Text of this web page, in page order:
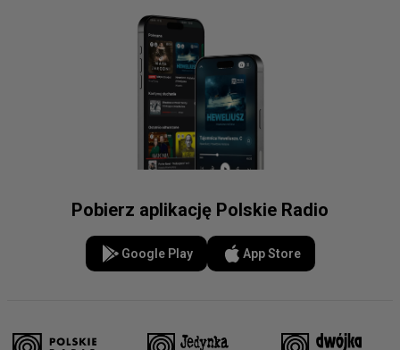
Pobierz aplikację Polskie Radio
Google Play App Store